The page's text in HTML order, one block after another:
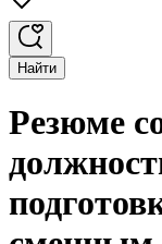
Найти
Резюме